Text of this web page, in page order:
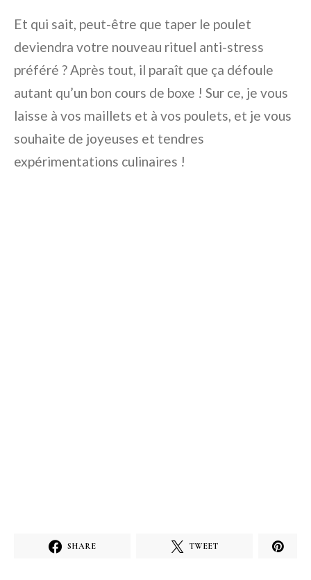
Et qui sait, peut-être que taper le poulet
deviendra votre nouveau rituel anti-stress
préféré ? Après tout, il paraît que ça défoule
autant qu’un bon cours de boxe ! Sur ce, je vous
laisse à vos maillets et à vos poulets, et je vous
souhaite de joyeuses et tendres
expérimentations culinaires !
SHARE TWEET